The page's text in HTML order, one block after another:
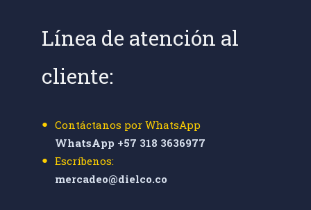
Línea de atención al
cliente:
Contáctanos por WhatsApp
WhatsApp +57 318 3636977
Escríbenos:
mercadeo@dielco.co